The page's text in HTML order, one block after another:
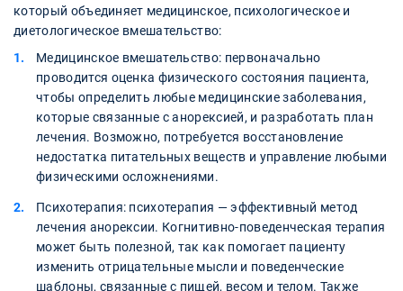
который объединяет медицинское, психологическое и
диетологическое вмешательство:
Медицинское вмешательство: первоначально
проводится оценка физического состояния пациента,
чтобы определить любые медицинские заболевания,
которые связанные с анорексией, и разработать план
лечения. Возможно, потребуется восстановление
недостатка питательных веществ и управление любыми
физическими осложнениями.
Психотерапия: психотерапия — эффективный метод
лечения анорексии. Когнитивно-поведенческая терапия
может быть полезной, так как помогает пациенту
изменить отрицательные мысли и поведенческие
шаблоны, связанные с пищей, весом и телом. Также